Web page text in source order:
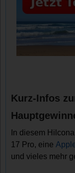
Kurz-Infos
In diesem
17 Pro, eine
und vieles mehr